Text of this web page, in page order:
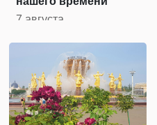
7 августа